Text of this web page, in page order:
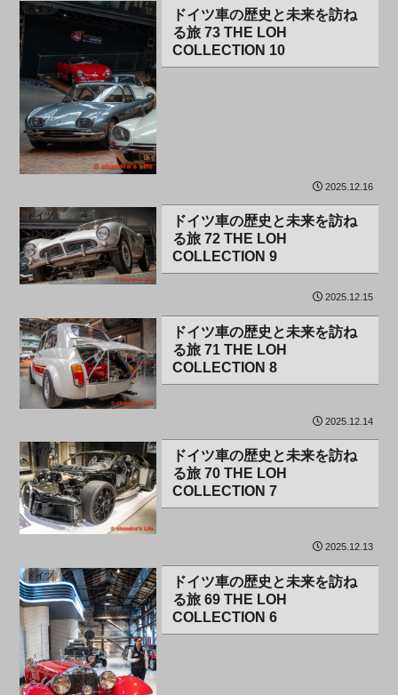
ドイツ
ドイツ車の歴史と未来を訪ね
る旅 73 THE LOH
COLLECTION 10
2025.12.16
ドイツ
ドイツ車の歴史と未来を訪ね
る旅 72 THE LOH
COLLECTION 9
2025.12.15
ドイツ
ドイツ車の歴史と未来を訪ね
る旅 71 THE LOH
COLLECTION 8
2025.12.14
ドイツ
ドイツ車の歴史と未来を訪ね
る旅 70 THE LOH
COLLECTION 7
2025.12.13
ドイツ
ドイツ車の歴史と未来を訪ね
る旅 69 THE LOH
COLLECTION 6